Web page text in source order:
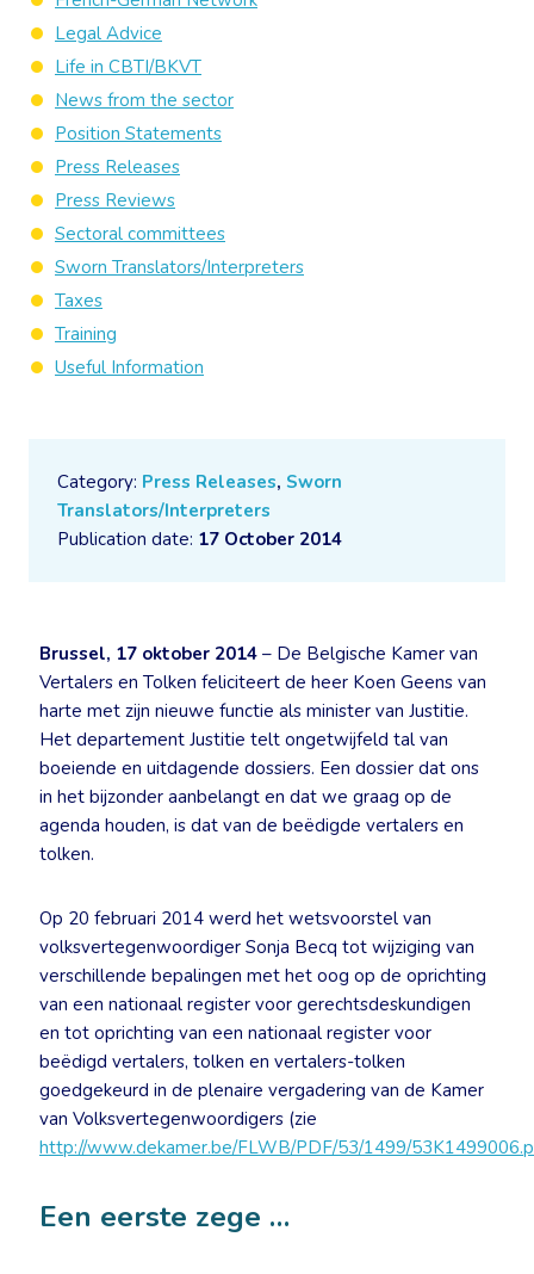
Category: Press Releases, Sworn
Translators/Interpreters
Publication date: 17 October 2014
Brussel, 17 oktober 2014 – De Belgische Kamer van
Vertalers en Tolken feliciteert de heer Koen Geens van
harte met zijn nieuwe functie als minister van Justitie.
Het departement Justitie telt ongetwijfeld tal van
boeiende en uitdagende dossiers. Een dossier dat ons
in het bijzonder aanbelangt en dat we graag op de
agenda houden, is dat van de beëdigde vertalers en
tolken.
Op 20 februari 2014 werd het wetsvoorstel van
volksvertegenwoordiger Sonja Becq tot wijziging van
verschillende bepalingen met het oog op de oprichting
van een nationaal register voor gerechtsdeskundigen
en tot oprichting van een nationaal register voor
beëdigd vertalers, tolken en vertalers-tolken
goedgekeurd in de plenaire vergadering van de Kamer
van Volksvertegenwoordigers (zie
http://www.dekamer.be/FLWB/PDF/53/1499/
Een eerste zege …
Legal Advice
Life in CBTI/BKVT
News from the sector
Position Statements
Press Releases
Press Reviews
Sectoral committees
Sworn Translators/Interpreters
Taxes
Training
Useful Information